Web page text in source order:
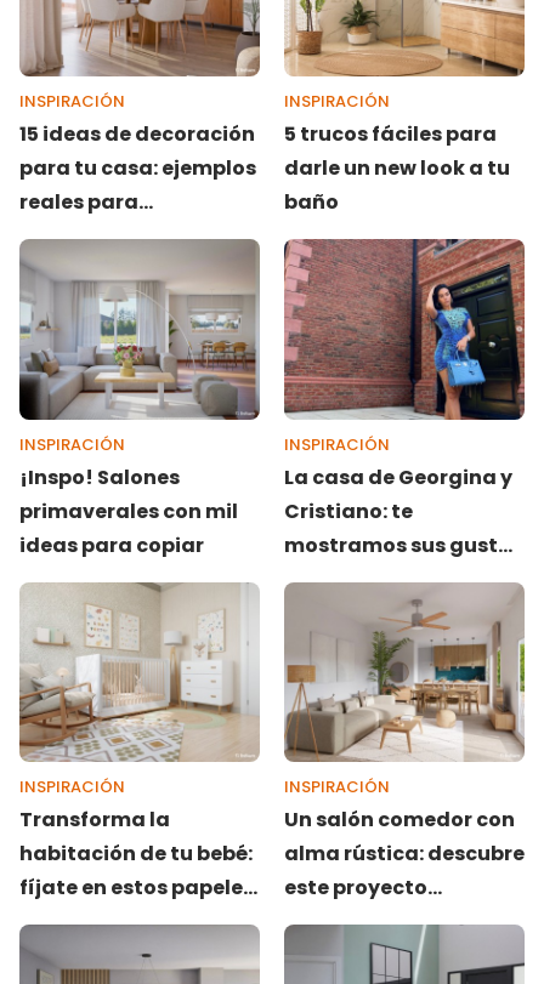
INSPIRACIÓN
15 ideas de decoración
para tu casa: ejemplos
reales para
transformar tu hogar
INSPIRACIÓN
5 trucos fáciles para
darle un new look a tu
baño
INSPIRACIÓN
¡Inspo! Salones
primaverales con mil
ideas para copiar
INSPIRACIÓN
La casa de Georgina y
Cristiano: te
mostramos sus gustos
decorativos
INSPIRACIÓN
Transforma la
habitación de tu bebé:
fíjate en estos papeles
pintados de ensueño
INSPIRACIÓN
Un salón comedor con
alma rústica: descubre
este proyecto
diseñado por Livitum